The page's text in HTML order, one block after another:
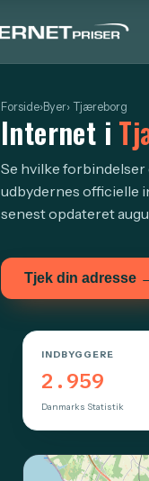
Forside›Byer› Tjæreborg
Internet i
Se hvilke forbindelser
udbydernes officielle
senest opdateret
Tjek din adresse
INDBYGGERE
2.959
Danmarks Statistik